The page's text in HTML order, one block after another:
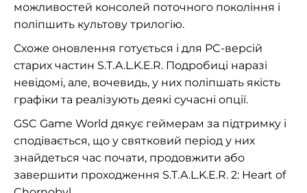
можливостей консолей поточного покоління і
поліпшить культову трилогію.
Схоже оновлення готується і для PC-версій
старих частин S.T.A.L.K.E.R. Подробиці наразі
невідомі, але, вочевидь, у них поліпшать якість
графіки та реалізують деякі сучасні опції.
GSC Game World дякує геймерам за підтримку і
сподівається, що у святковий період у них
знайдеться час почати, продовжити або
завершити проходження S.T.A.L.K.E.R. 2: Heart of